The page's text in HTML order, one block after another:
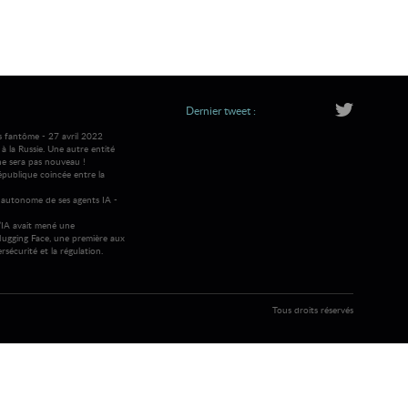
fantôme - 27 avril 2022
la Russie. Une autre entité
sera pas nouveau !
coincée entre la
de ses agents IA -
avait mené une
Face, une première aux
et la régulation.
Dernier tweet :
Tous droits réservés